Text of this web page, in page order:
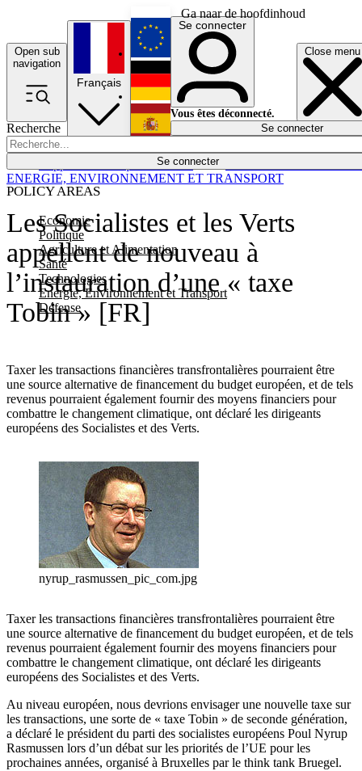
Ga naar de hoofdinhoud
Open sub
navigation
Close menu
Recherche
Se connecter
POLICY AREAS
Economie
Politique
Agriculture et Alimentation
Santé
Technologies
Energie, Environnement et Transport
Défense
Économie
Français
English
Deutsch
Español
Se connecter
Vous êtes déconnecté.
Se connecter
Les Socialistes et les Verts
appellent de nouveau à
l’instauration d’une « taxe
Tobin » [FR]
Taxer les transactions financières transfrontalières pourraient être
une source alternative de financement du budget européen, et de tels
revenus pourraient également fournir des moyens financiers pour
combattre le changement climatique, ont déclaré les dirigeants
européens des Socialistes et des Verts.
ENERGIE, ENVIRONNEMENT ET TRANSPORT
nyrup_rasmussen_pic_com.jpg
Taxer les transactions financières transfrontalières pourraient être
une source alternative de financement du budget européen, et de tels
revenus pourraient également fournir des moyens financiers pour
combattre le changement climatique, ont déclaré les dirigeants
européens des Socialistes et des Verts.
Au niveau européen, nous devrions envisager une nouvelle taxe sur
les transactions, une sorte de « taxe Tobin » de seconde génération,
a déclaré le président du parti des socialistes européens Poul Nyrup
Rasmussen lors d’un débat sur les priorités de l’UE pour les
prochaines années, organisé à Bruxelles par le think tank Bruegel.